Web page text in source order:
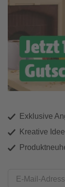
Exklusive
Kreative
E-Mail-